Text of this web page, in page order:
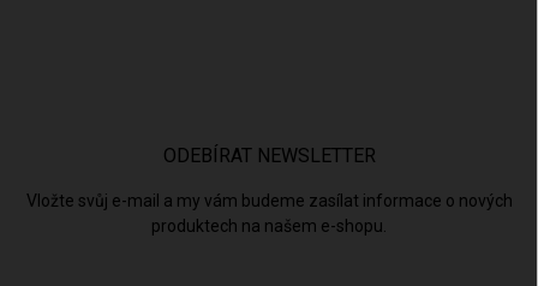
ODEBÍRAT NEWSLETTER
Vložte svůj e-mail a my vám budeme zasílat informace o nových
produktech na našem e-shopu.